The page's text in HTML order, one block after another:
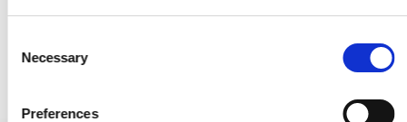
Necessary
Preferences